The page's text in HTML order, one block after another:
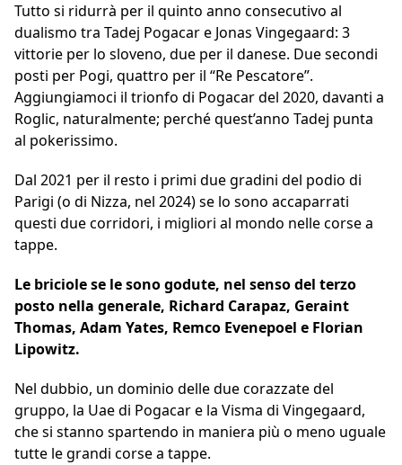
Tutto si ridurrà per il quinto anno consecutivo al
dualismo tra Tadej Pogacar e Jonas Vingegaard: 3
vittorie per lo sloveno, due per il danese. Due secondi
posti per Pogi, quattro per il “Re Pescatore”.
Aggiungiamoci il trionfo di Pogacar del 2020, davanti a
Roglic, naturalmente; perché quest’anno Tadej punta
al pokerissimo.
Dal 2021 per il resto i primi due gradini del podio di
Parigi (o di Nizza, nel 2024) se lo sono accaparrati
questi due corridori, i migliori al mondo nelle corse a
tappe.
Le briciole se le sono godute, nel senso del terzo
posto nella generale, Richard Carapaz, Geraint
Thomas, Adam Yates, Remco Evenepoel e Florian
Lipowitz.
Nel dubbio, un dominio delle due corazzate del
gruppo, la Uae di Pogacar e la Visma di Vingegaard,
che si stanno spartendo in maniera più o meno uguale
tutte le grandi corse a tappe.